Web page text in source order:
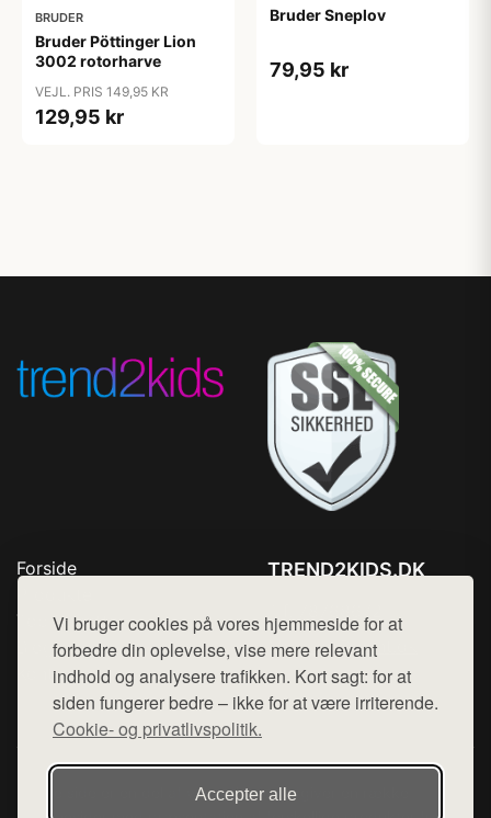
Vi bruger cookies på vores hjemmeside for at
forbedre din oplevelse, vise mere relevant
indhold og analysere trafikken. Kort sagt: for at
siden fungerer bedre – ikke for at være irriterende.
Cookie- og privatlivspolitik.
Accepter alle
BRUDER
Bruder Pöttinger Lion
3002 rotorharve
VEJL. PRIS 149,95 KR
129,95 kr
Bruder Sneplov
79,95 kr
Forside
Top Rabatter
Blog
Kontakt
TREND2KIDS.DK
Mail: hej@want.dk
Cookie- og privatlivspolitik
Denne side er en del af want.dk, der udgiver en række